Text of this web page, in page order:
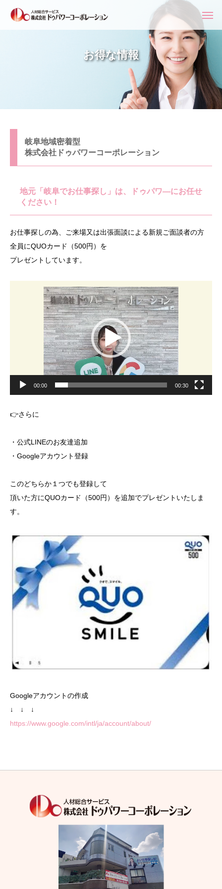
お得な情報
岐阜地域密着型
株式会社ドゥパワーコーポレーション
地元「岐阜でお仕事探し」は、ドゥパワ―にお任せ
ください！
お仕事探しの為、ご来場又は出張面談による新規ご面談者の方
全員にQUOカード（500円）を
プレゼントしています。
00:00 00:30
👉さらに
・公式LINEのお友達追加
・Googleアカウント登録
このどちらか１つでも登録して
頂いた方にQUOカード（500円）を追加でプレゼントいたしま
す。
Googleアカウントの作成
↓ ↓ ↓
https://www.google.com/intl/ja/account/about/